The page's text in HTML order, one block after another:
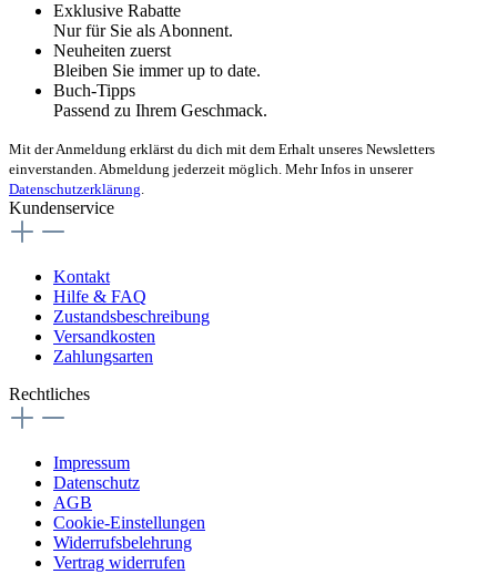
Exklusive Rabatte
Nur für Sie als Abonnent.
Neuheiten zuerst
Bleiben Sie immer up to date.
Buch-Tipps
Passend zu Ihrem Geschmack.
Mit der Anmeldung erklärst du dich mit dem Erhalt unseres Newsletters
einverstanden. Abmeldung jederzeit möglich. Mehr Infos in unserer
Datenschutzerklärung.
Kundenservice
Kontakt
Hilfe & FAQ
Zustandsbeschreibung
Versandkosten
Zahlungsarten
Rechtliches
Impressum
Datenschutz
AGB
Cookie-Einstellungen
Widerrufsbelehrung
Vertrag widerrufen